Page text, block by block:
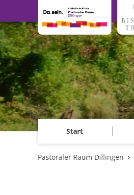
Zum Inhalt springen
Start
Pastoraler Raum Dillingen